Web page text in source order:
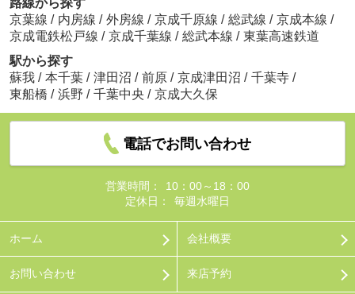
京葉線 / 内房線 / 外房線 / 京成千原線 / 総武線 / 京成本線 /
京成電鉄松戸線 / 京成千葉線 / 総武本線 / 東葉高速鉄道
駅から探す
蘇我 / 本千葉 / 津田沼 / 前原 / 京成津田沼 / 千葉寺 /
東船橋 / 浜野 / 千葉中央 / 京成大久保
電話でお問い合わせ
営業時間：
10：00～18：00
定休日：
毎週水曜日
ホーム 会社概要
お問い合わせ 来店予約